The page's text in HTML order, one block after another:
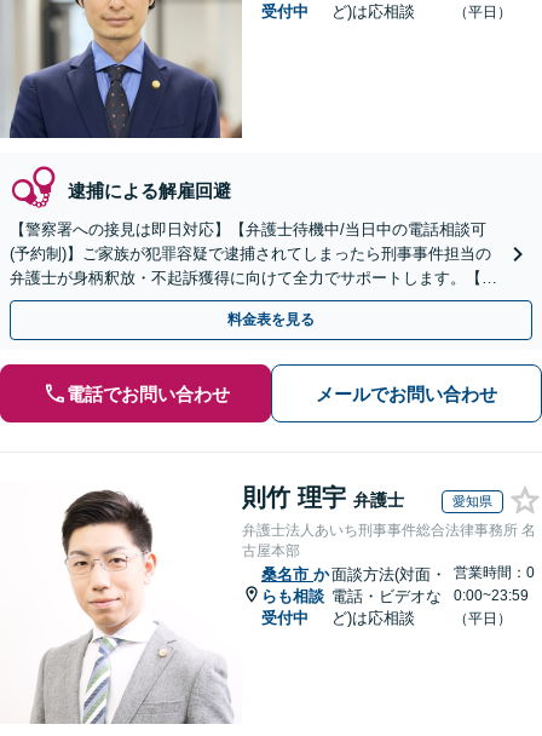
受付中
ど)は応相談
（平日）
逮捕による解雇回避
【警察署への接見は即日対応】【弁護士待機中/当日中の電話相談可
(予約制)】ご家族が犯罪容疑で逮捕されてしまったら刑事事件担当の
弁護士が身柄釈放・不起訴獲得に向けて全力でサポートします。【毎
月100名以上の相談実績】【全国対応】
料金表を見る
電話でお問い合わせ メールでお問い合わせ
則竹 理宇 弁護士 愛知県
弁護士法人あいち刑事事件総合法律事務所 名
古屋本部
桑名市 か
らも相談
受付中
面談方法(対面・
電話・ビデオな
ど)は応相談
営業時間：0
0:00~23:59
（平日）